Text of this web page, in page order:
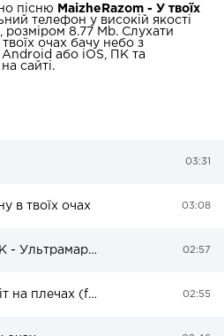
пісню
MaizheRazom - У твоїх
телефон у високій якості
розміром 8.77 Mb. Слухати
очах бачу небо з
або iOS, ПК та
сайті.
03:31
в твоїх очах 03:08
Golubenko & YAKTAK - Ультрамарин 02:57
Probass & Hardi - Світ на плечах (feat. Хор VYHOR) 02:55